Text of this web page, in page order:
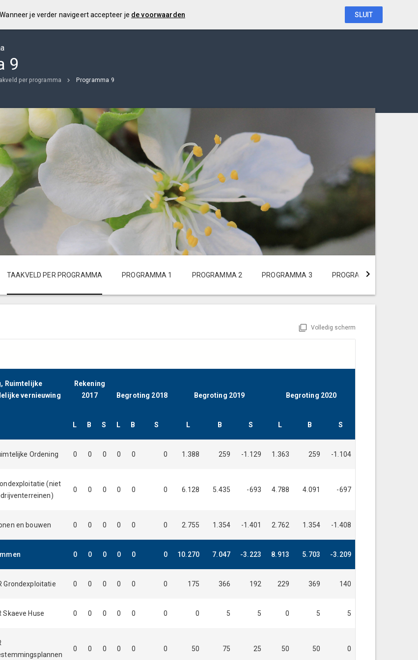
9
per programma Programma 9
Volledig scherm
Ruimtelijke
vernieuwing
Rekening
2017
Begroting 2018 Begroting 2019 Begroting 2020
L B S L B S L B S L B S
Ordening 0 0 0 0 0 0 1.388 259 -1.129 1.363 259 -1.104
(niet
0 0 0 0 0 0 6.128 5.435 -693 4.788 4.091 -697
en bouwen 0 0 0 0 0 0 2.755 1.354 -1.401 2.762 1.354 -1.408
0 0 0 0 0 0 10.270 7.047 -3.223 8.913 5.703 -3.209
Grondexploitatie 0 0 0 0 0 0 175 366 192 229 369 140
Skaeve Huse 0 0 0 0 0 0 0 5 5 0 5 5
0 0 0 0 0 0 50 75 25 50 50 0
TAAKVELD PER PROGRAMMA PROGRAMMA 1 PROGRAMMA 2 PROGRAMMA 3 PROGRAMMA 4
je verder navigeert accepteer je de voorwaarden SLUIT